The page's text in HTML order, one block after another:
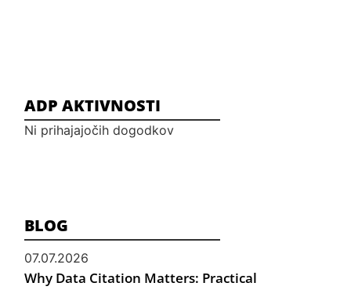
ADP AKTIVNOSTI
Ni prihajajočih dogodkov
BLOG
07.07.2026
Why Data Citation Matters: Practical